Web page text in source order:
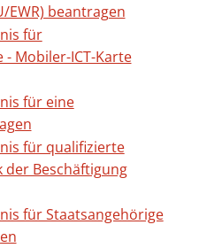
EWR) beantragen
für
Mobiler-ICT-Karte
für eine
für qualifizierte
der Beschäftigung
für Staatsangehörige